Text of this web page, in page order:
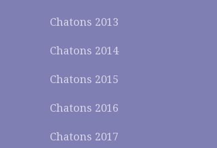
Chatons 2013
Chatons 2014
Chatons 2015
Chatons 2016
Chatons 2017